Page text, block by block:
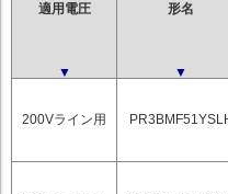
適用電圧 形名
▼ ▼
200Vライン用